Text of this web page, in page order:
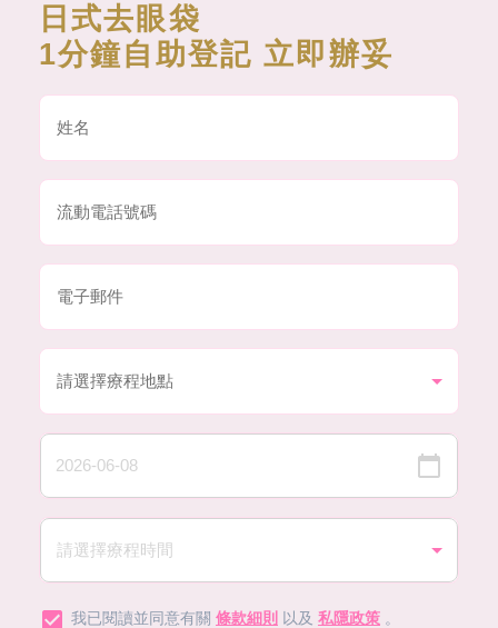
日式去眼袋
1分鐘自助登記 立即辦妥
我已閱讀並同意有關 條款細則 以及 私隱政策 。